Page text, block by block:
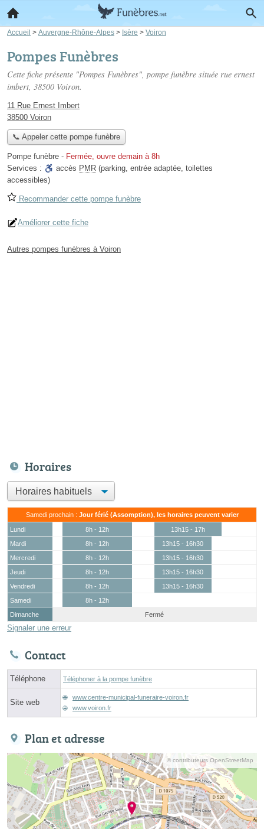
Accueil > Auvergne-Rhône-Alpes > Isère > Voiron
Pompes Funèbres
Cette fiche présente "Pompes Funèbres", pompe funèbre située rue ernest
imbert, 38500 Voiron.
11 Rue Ernest Imbert
38500 Voiron
📞 Appeler cette pompe funèbre
Pompe funèbre - Fermée, ouvre demain à 8h
Services :
accès PMR (parking, entrée adaptée, toilettes
accessibles)
Recommander cette pompe funèbre
Améliorer cette fiche
Autres pompes funèbres à Voiron
Horaires
Samedi prochain : Jour férié (Assomption), les horaires peuvent varier
Lundi 8h - 12h
13h15 - 17h
Mardi
8h - 12h
13h15 - 16h30
Mercredi
8h - 12h
13h15 - 16h30
Jeudi
8h - 12h
13h15 - 16h30
Vendredi
8h - 12h
13h15 - 16h30
Samedi
8h - 12h
Dimanche
Fermé
Signaler une erreur
Contact
Téléphone Téléphoner à la pompe funèbre
Site web
www.centre-municipal-funeraire-voiron.fr
www.voiron.fr
Plan et adresse
© contributeurs OpenStreetMap